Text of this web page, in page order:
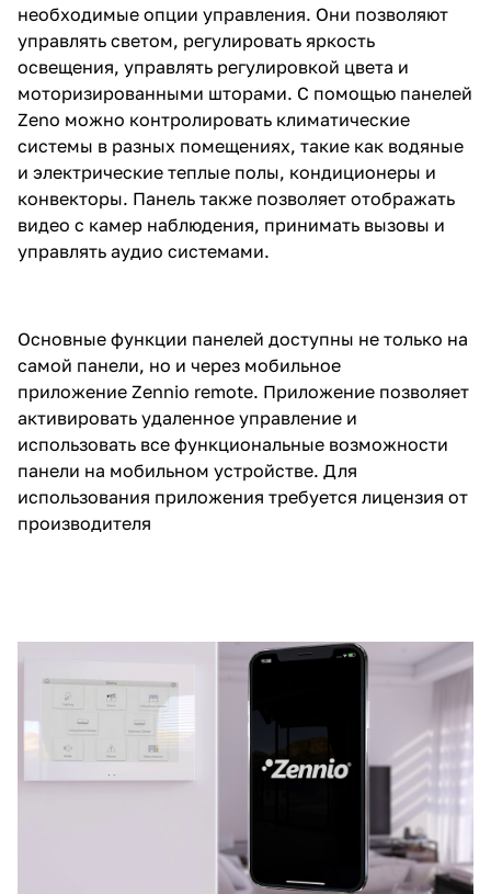
необходимые опции управления. Они позволяют
управлять светом, регулировать яркость
освещения, управлять регулировкой цвета и
моторизированными шторами. С помощью панелей
Zeno можно контролировать климатические
системы в разных помещениях, такие как водяные
и электрические теплые полы, кондиционеры и
конвекторы. Панель также позволяет отображать
видео с камер наблюдения, принимать вызовы и
управлять аудио системами.
Основные функции панелей доступны не только на
самой панели, но и через мобильное
приложение Zennio remote. Приложение позволяет
активировать удаленное управление и
использовать все функциональные возможности
панели на мобильном устройстве. Для
использования приложения требуется лицензия от
производителя